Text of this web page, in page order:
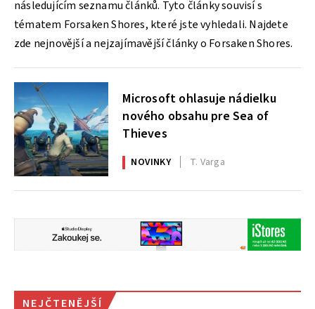
následujícím seznamu článků. Tyto články souvisí s
tématem Forsaken Shores, které jste vyhledali. Najdete
zde nejnovější a nejzajímavější články o Forsaken Shores.
Microsoft ohlasuje nádielku
nového obsahu pre Sea of
Thieves
NOVINKY T. Varga
NEJČTENĚJŠÍ